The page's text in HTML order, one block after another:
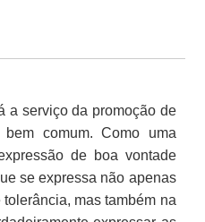
a serviço da promoção de
comum. Como uma
de boa vontade
se expressa não apenas
mas também na